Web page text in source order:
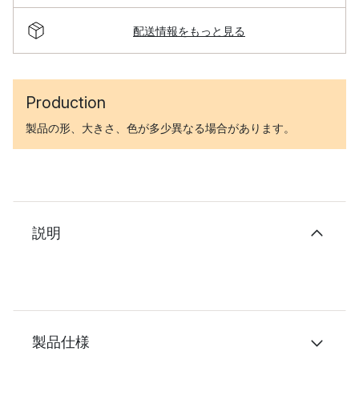
配送情報をもっと見る
Production
製品の形、大きさ、色が多少異なる場合があります。
説明
製品仕様